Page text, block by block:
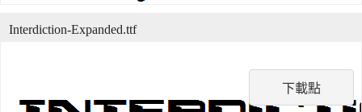
下載點
Interdiction-Expanded.ttf